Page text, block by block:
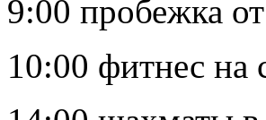
9:00 пробежка
10:00 фитнес на